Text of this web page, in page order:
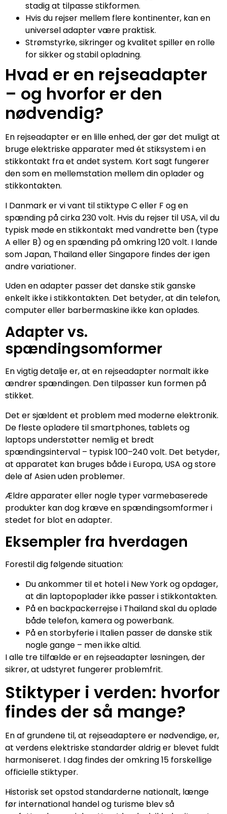
stadig at tilpasse stikformen.
Hvis du rejser mellem flere kontinenter, kan en
universel adapter være praktisk.
Strømstyrke, sikringer og kvalitet spiller en rolle
for sikker og stabil opladning.
Hvad er en rejseadapter
– og hvorfor er den
nødvendig?
En rejseadapter er en lille enhed, der gør det muligt at
bruge elektriske apparater med ét stiksystem i en
stikkontakt fra et andet system. Kort sagt fungerer
den som en mellemstation mellem din oplader og
stikkontakten.
I Danmark er vi vant til stiktype C eller F og en
spænding på cirka 230 volt. Hvis du rejser til USA, vil du
typisk møde en stikkontakt med vandrette ben (type
A eller B) og en spænding på omkring 120 volt. I lande
som Japan, Thailand eller Singapore findes der igen
andre variationer.
Uden en adapter passer det danske stik ganske
enkelt ikke i stikkontakten. Det betyder, at din telefon,
computer eller barbermaskine ikke kan oplades.
Adapter vs.
spændingsomformer
En vigtig detalje er, at en rejseadapter normalt ikke
ændrer spændingen. Den tilpasser kun formen på
stikket.
Det er sjældent et problem med moderne elektronik.
De fleste opladere til smartphones, tablets og
laptops understøtter nemlig et bredt
spændingsinterval – typisk 100–240 volt. Det betyder,
at apparatet kan bruges både i Europa, USA og store
dele af Asien uden problemer.
Ældre apparater eller nogle typer varmebaserede
produkter kan dog kræve en spændingsomformer i
stedet for blot en adapter.
Eksempler fra hverdagen
Forestil dig følgende situation:
Du ankommer til et hotel i New York og opdager,
at din laptopoplader ikke passer i stikkontakten.
På en backpackerrejse i Thailand skal du oplade
både telefon, kamera og powerbank.
På en storbyferie i Italien passer de danske stik
nogle gange – men ikke altid.
I alle tre tilfælde er en rejseadapter løsningen, der
sikrer, at udstyret fungerer problemfrit.
Stiktyper i verden: hvorfor
findes der så mange?
En af grundene til, at rejseadaptere er nødvendige, er,
at verdens elektriske standarder aldrig er blevet fuldt
harmoniseret. I dag findes der omkring 15 forskellige
officielle stiktyper.
Historisk set opstod standarderne nationalt, længe
før international handel og turisme blev så